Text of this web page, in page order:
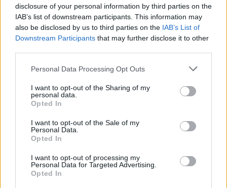
disclosure of your personal information by third parties on the
IAB’s list of downstream participants. This information may
also be disclosed by us to third parties on the IAB’s List of
Downstream Participants that may further disclose it to other
Personal Data Processing Opt Outs
I want to opt-out of the Sharing of my
personal data.
Opted In
I want to opt-out of the Sale of my
Personal Data.
Opted In
I want to opt-out of processing my
Personal Data for Targeted Advertising.
Opted In
ESG Report 2025: Πώς η ΑΒ Βασιλόπουλος μετατρέπει τη
βιωσιμότητα σε καθημερινή πράξη
ΓΕΚ Τέρνα και Dimand